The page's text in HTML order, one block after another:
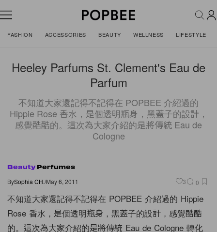
FASHION ACCESSORIES BEAUTY WELLNESS LIFESTYLE
Heeley Parfums St. Clement's Eau de
Parfum
不知道大家還記得不記得在 POPBEE 介紹過的
Hippie Rose 香水，是個透明瓶身，黑蓋子的設計，
感覺酷酷的。這次為大家介紹的是將傳統 Eau de
Cologne
Beauty Perfumes
BySophia CH./May 6, 2011 3 0
不知道大家還記得不記得在 POPBEE 介紹過的 Hippie
Rose 香水，是個透明瓶身，黑蓋子的設計，感覺酷酷
的。這次為大家介紹的是將傳統 Eau de Cologne 轉化